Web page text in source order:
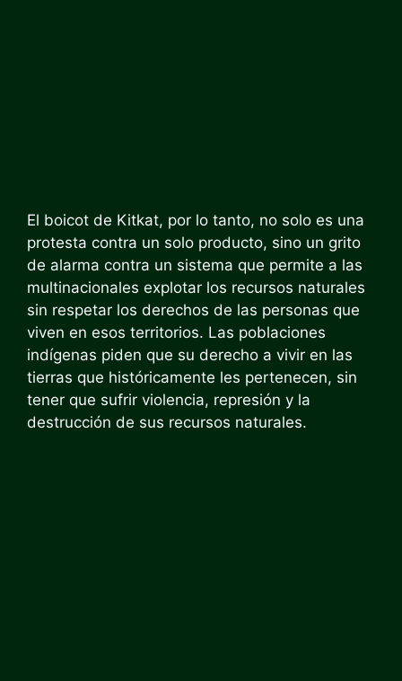
El boicot de Kitkat, por lo tanto, no solo es una
protesta contra un solo producto, sino un grito
de alarma contra un sistema que permite a las
multinacionales explotar los recursos naturales
sin respetar los derechos de las personas que
viven en esos territorios. Las poblaciones
indígenas piden que su derecho a vivir en las
tierras que históricamente les pertenecen, sin
tener que sufrir violencia, represión y la
destrucción de sus recursos naturales.